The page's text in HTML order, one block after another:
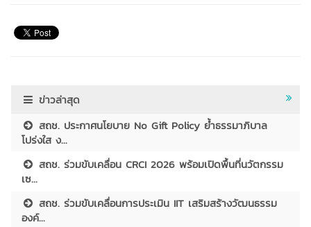
ข่าวล่าสุด
สถช. ประกาศนโยบาย No Gift Policy ย้ำธรรมาภิบาล
โปร่งใส ง...
สถช. ร่วมขับเคลื่อน CRCI 2026 พร้อมเปิดพื้นที่นวัตกรรม
เซ...
สถช. ร่วมขับเคลื่อนการประเมิน IIT เสริมสร้างวัฒนธรรม
องค์...